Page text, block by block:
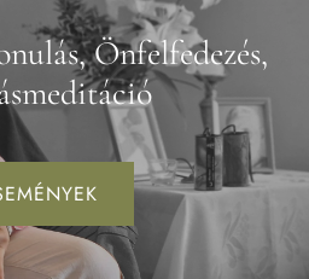
Önfelfedezés,